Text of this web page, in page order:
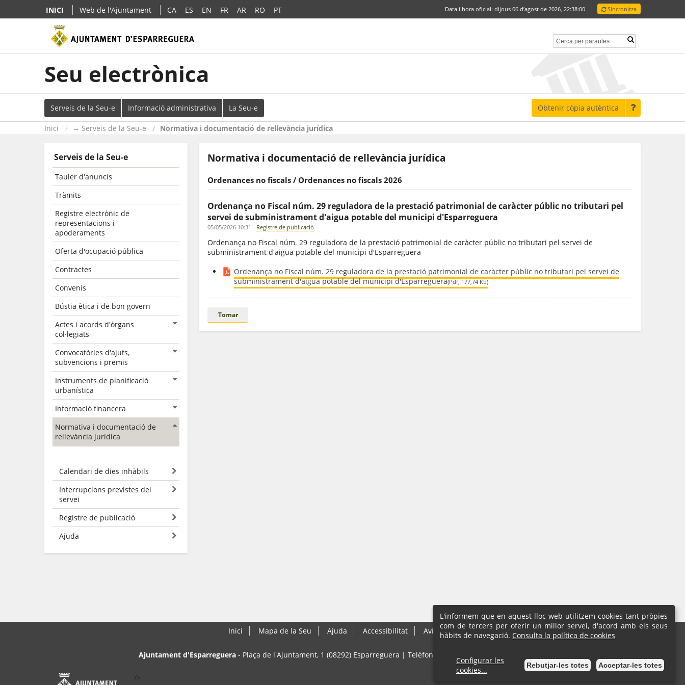
INICI Web de l'Ajuntament CA ES EN FR AR RO PT Data i hora oficial: dijous 06 d’agost de 2026, 22:38:01 Sincronitza
Seu electrònica
Serveis de la Seu-e Informació administrativa La Seu-e Obtenir còpia autèntica
Inici → Serveis de la Seu-e Normativa i documentació de rellevància jurídica
Serveis de la Seu-e
Tauler d'anuncis
Tràmits
Registre electrònic de
representacions i
apoderaments
Oferta d'ocupació pública
Contractes
Convenis
Bústia ètica i de bon govern
Actes i acords d'òrgans
col·legiats
Convocatòries d'ajuts,
subvencions i premis
Instruments de planificació
urbanística
Informació financera
Normativa i documentació de
rellevància jurídica
Calendari de dies inhàbils
Interrupcions previstes del
servei
Registre de publicació
Ajuda
Normativa i documentació de rellevància jurídica
Ordenances no fiscals / Ordenances no fiscals 2026
Ordenança no Fiscal núm. 29 reguladora de la prestació patrimonial de caràcter públic no tributari pel
servei de subministrament d'aigua potable del municipi d'Esparreguera
05/05/2026 10:31 - Registre de publicació
Ordenança no Fiscal núm. 29 reguladora de la prestació patrimonial de caràcter públic no tributari pel servei de
subministrament d'aigua potable del municipi d'Esparreguera
Ordenança no Fiscal núm. 29 reguladora de la prestació patrimonial de caràcter públic no tributari pel servei de
subministrament d'aigua potable del municipi d'Esparreguera(Pdf, 177,74 Kb)
Tornar
Inici Mapa de la Seu Ajuda Accessibilitat Avís Legal
Ajuntament d'Esparreguera - Plaça de l'Ajuntament, 1 (08292) Esparreguera | Telèfon: 93 777 18 01 | Fax: 93 777 59 04
/>
L'informem que en aquest lloc web utilitzem cookies tant pròpies
com de tercers per oferir un millor servei, d'acord amb els seus
hàbits de navegació. Consulta la política de cookies
Configurar les
cookies...
Rebutjar-les totes Acceptar-les totes